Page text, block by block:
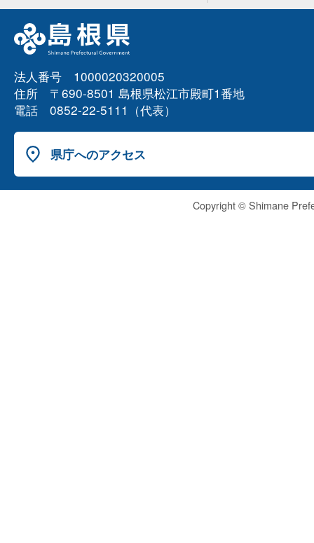
法人番号 1000020320005
住所 〒690-8501 島根県松江市殿町1番地
電話 0852-22-5111（代表）
県庁へのアクセス
Copyright © Shimane